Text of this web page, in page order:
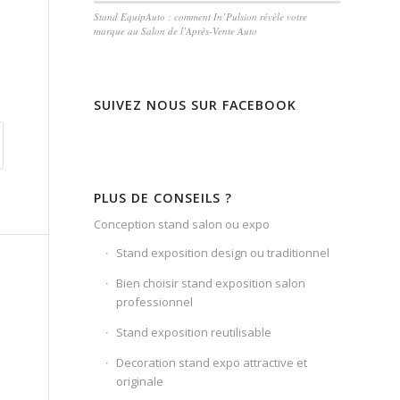
Stand EquipAuto : comment In’Pulsion révèle votre
marque au Salon de l’Après-Vente Auto
SUIVEZ NOUS SUR FACEBOOK
PLUS DE CONSEILS ?
Conception stand salon ou expo
Stand exposition design ou traditionnel
Bien choisir stand exposition salon
professionnel
Stand exposition reutilisable
Decoration stand expo attractive et
originale